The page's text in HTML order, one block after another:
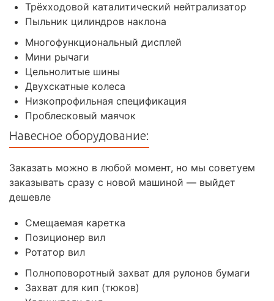
Трёхходовой каталитический нейтрализатор
Пыльник цилиндров наклона
Многофункциональный дисплей
Мини рычаги
Цельнолитые шины
Двухскатные колеса
Низкопрофильная спецификация
Проблесковый маячок
Навесное оборудование:
Заказать можно в любой момент, но мы советуем
заказывать сразу с новой машиной — выйдет
дешевле
Смещаемая каретка
Позиционер вил
Ротатор вил
Полноповоротный захват для рулонов бумаги
Захват для кип (тюков)